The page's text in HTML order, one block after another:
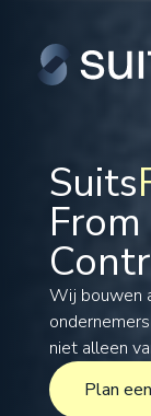
Suits
Wij bouwen
niet alleen
Plan